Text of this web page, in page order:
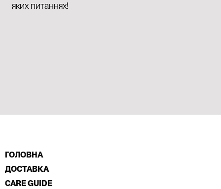
яких питаннях!
ГОЛОВНА
ДОСТАВКА
CARE GUIDE